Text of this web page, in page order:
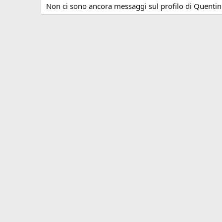
Non ci sono ancora messaggi sul profilo di